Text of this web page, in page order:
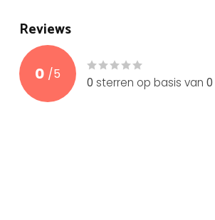
Reviews
0 /5
0 sterren op basis van 0